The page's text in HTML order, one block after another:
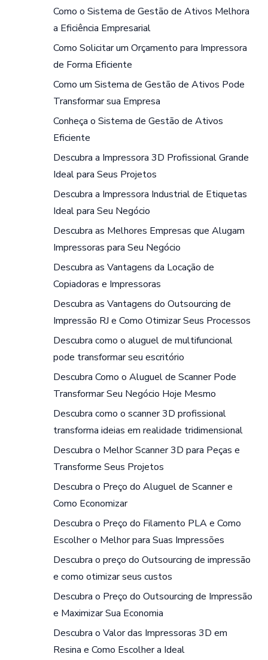
Como o Sistema de Gestão de Ativos Melhora
a Eficiência Empresarial
Como Solicitar um Orçamento para Impressora
de Forma Eficiente
Como um Sistema de Gestão de Ativos Pode
Transformar sua Empresa
Conheça o Sistema de Gestão de Ativos
Eficiente
Descubra a Impressora 3D Profissional Grande
Ideal para Seus Projetos
Descubra a Impressora Industrial de Etiquetas
Ideal para Seu Negócio
Descubra as Melhores Empresas que Alugam
Impressoras para Seu Negócio
Descubra as Vantagens da Locação de
Copiadoras e Impressoras
Descubra as Vantagens do Outsourcing de
Impressão RJ e Como Otimizar Seus Processos
Descubra como o aluguel de multifuncional
pode transformar seu escritório
Descubra Como o Aluguel de Scanner Pode
Transformar Seu Negócio Hoje Mesmo
Descubra como o scanner 3D profissional
transforma ideias em realidade tridimensional
Descubra o Melhor Scanner 3D para Peças e
Transforme Seus Projetos
Descubra o Preço do Aluguel de Scanner e
Como Economizar
Descubra o Preço do Filamento PLA e Como
Escolher o Melhor para Suas Impressões
Descubra o preço do Outsourcing de impressão
e como otimizar seus custos
Descubra o Preço do Outsourcing de Impressão
e Maximizar Sua Economia
Descubra o Valor das Impressoras 3D em
Resina e Como Escolher a Ideal